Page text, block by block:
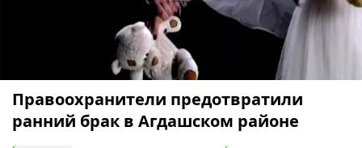
Правоохранители предотвратили
ранний брак в Агдашском районе